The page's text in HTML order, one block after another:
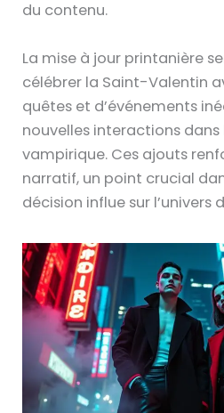
du contenu.
La mise à jour printanière
célébrer la Saint-Valentin
quêtes et d’événements
nouvelles interactions
vampirique. Ces ajouts
narratif, un point crucial
décision influe sur l’univers